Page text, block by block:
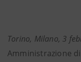
Torino, Milano, 3
Amministrazione